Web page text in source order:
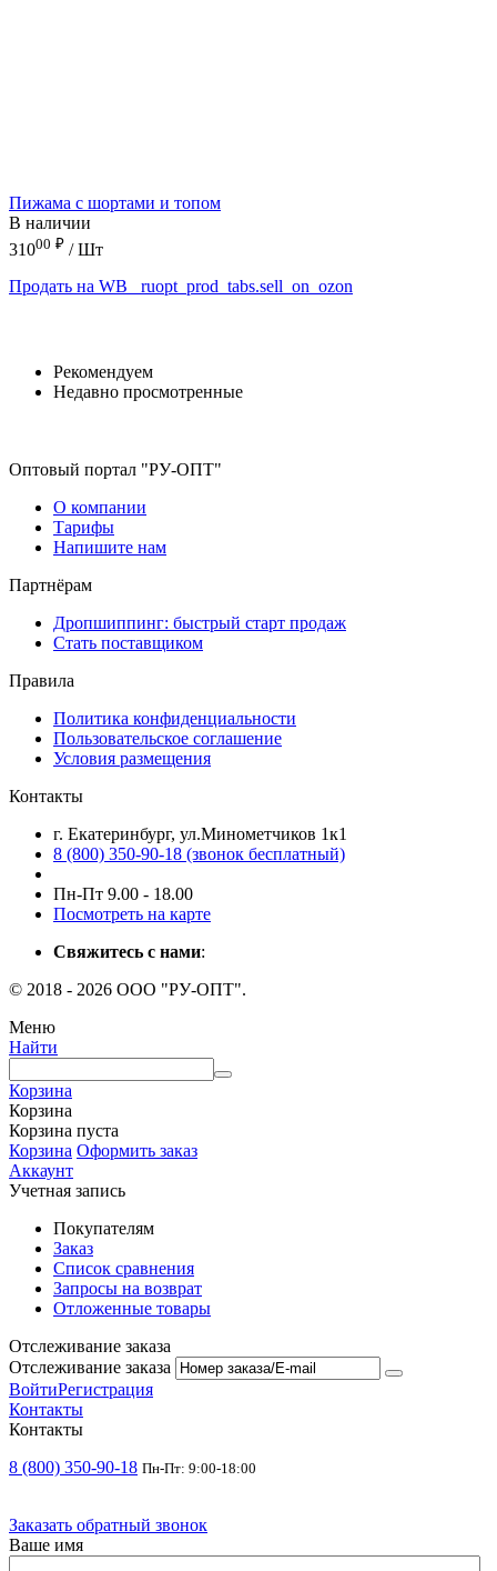
Пижама с шортами и топом
В наличии
31000 ₽ / Шт
Продать на WB
_ruopt_prod_tabs.sell_on_ozon
Рекомендуем
Недавно просмотренные
Оптовый портал "РУ-ОПТ"
О компании
Тарифы
Напишите нам
Партнёрам
Дропшиппинг: быстрый старт продаж
Стать поставщиком
Правила
Политика конфиденциальности
Пользовательское соглашение
Условия размещения
Контакты
г. Екатеринбург, ул.Минометчиков 1к1
8 (800) 350-90-18 (звонок бесплатный)
Пн-Пт 9.00 - 18.00
Посмотреть на карте
Свяжитесь с нами:
© 2018 - 2026 ООО "РУ-ОПТ".
Меню
Найти
Корзина
Корзина
Корзина пуста
Корзина Оформить заказ
Аккаунт
Учетная запись
Покупателям
Заказ
Список сравнения
Запросы на возврат
Отложенные товары
Отслеживание заказа
Отслеживание заказа
ВойтиРегистрация
Контакты
Контакты
8 (800) 350-90-18 Пн-Пт: 9:00-18:00
Заказать обратный звонок
Ваше имя